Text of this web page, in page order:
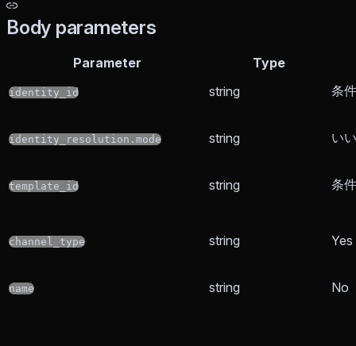
Body parameters
Parameter Type
identity_id string 条
identity_resolution.mode string い
template_id string 条
channel_type string Yes
name string No